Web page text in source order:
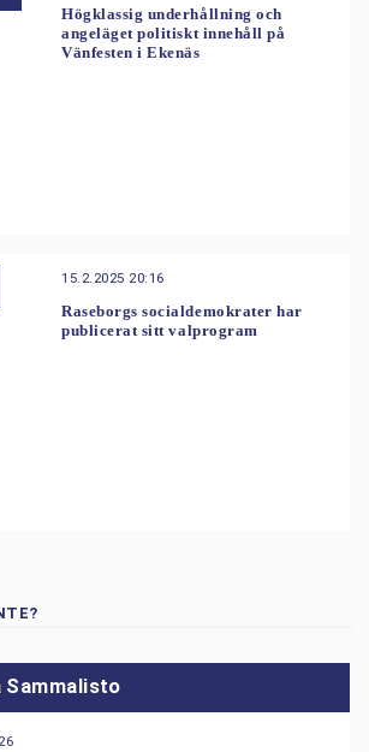
Högklassig underhållning och
angeläget politiskt innehåll på
Vänfesten i Ekenäs
15.2.2025 20:16
Raseborgs socialdemokrater har
publicerat sitt valprogram
Sammalisto